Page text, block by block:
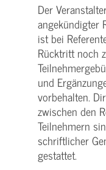
Der
angekündigter
ist bei
Rücktritt noch
und
vorbehalten.
zwischen den
Teilnehmern
schriftlicher
gestattet.